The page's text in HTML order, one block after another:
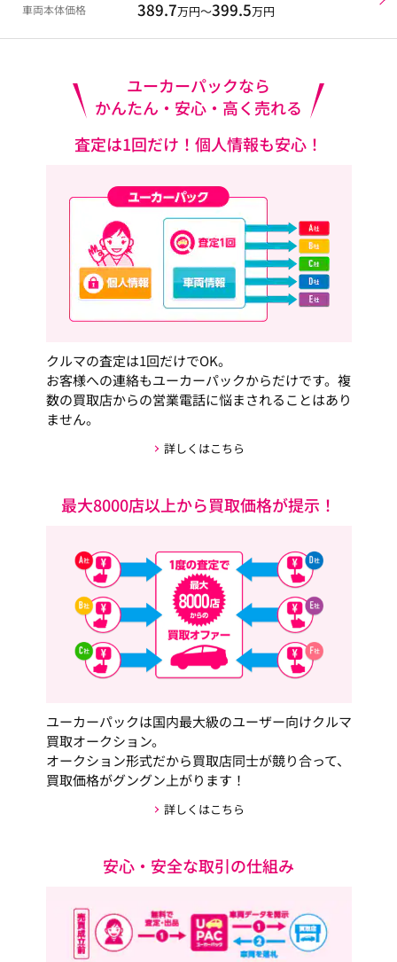
車両本体価格 389.7万円～399.5万円
ユーカーパックなら
かんたん・安心・高く売れる
査定は1回だけ！個人情報も安心！
クルマの査定は1回だけでOK。
お客様への連絡もユーカーパックからだけです。複
数の買取店からの営業電話に悩まされることはあり
ません。
詳しくはこちら
最大8000店以上から買取価格が提示！
ユーカーパックは国内最大級のユーザー向けクルマ
買取オークション。
オークション形式だから買取店同士が競り合って、
買取価格がグングン上がります！
詳しくはこちら
安心・安全な取引の仕組み